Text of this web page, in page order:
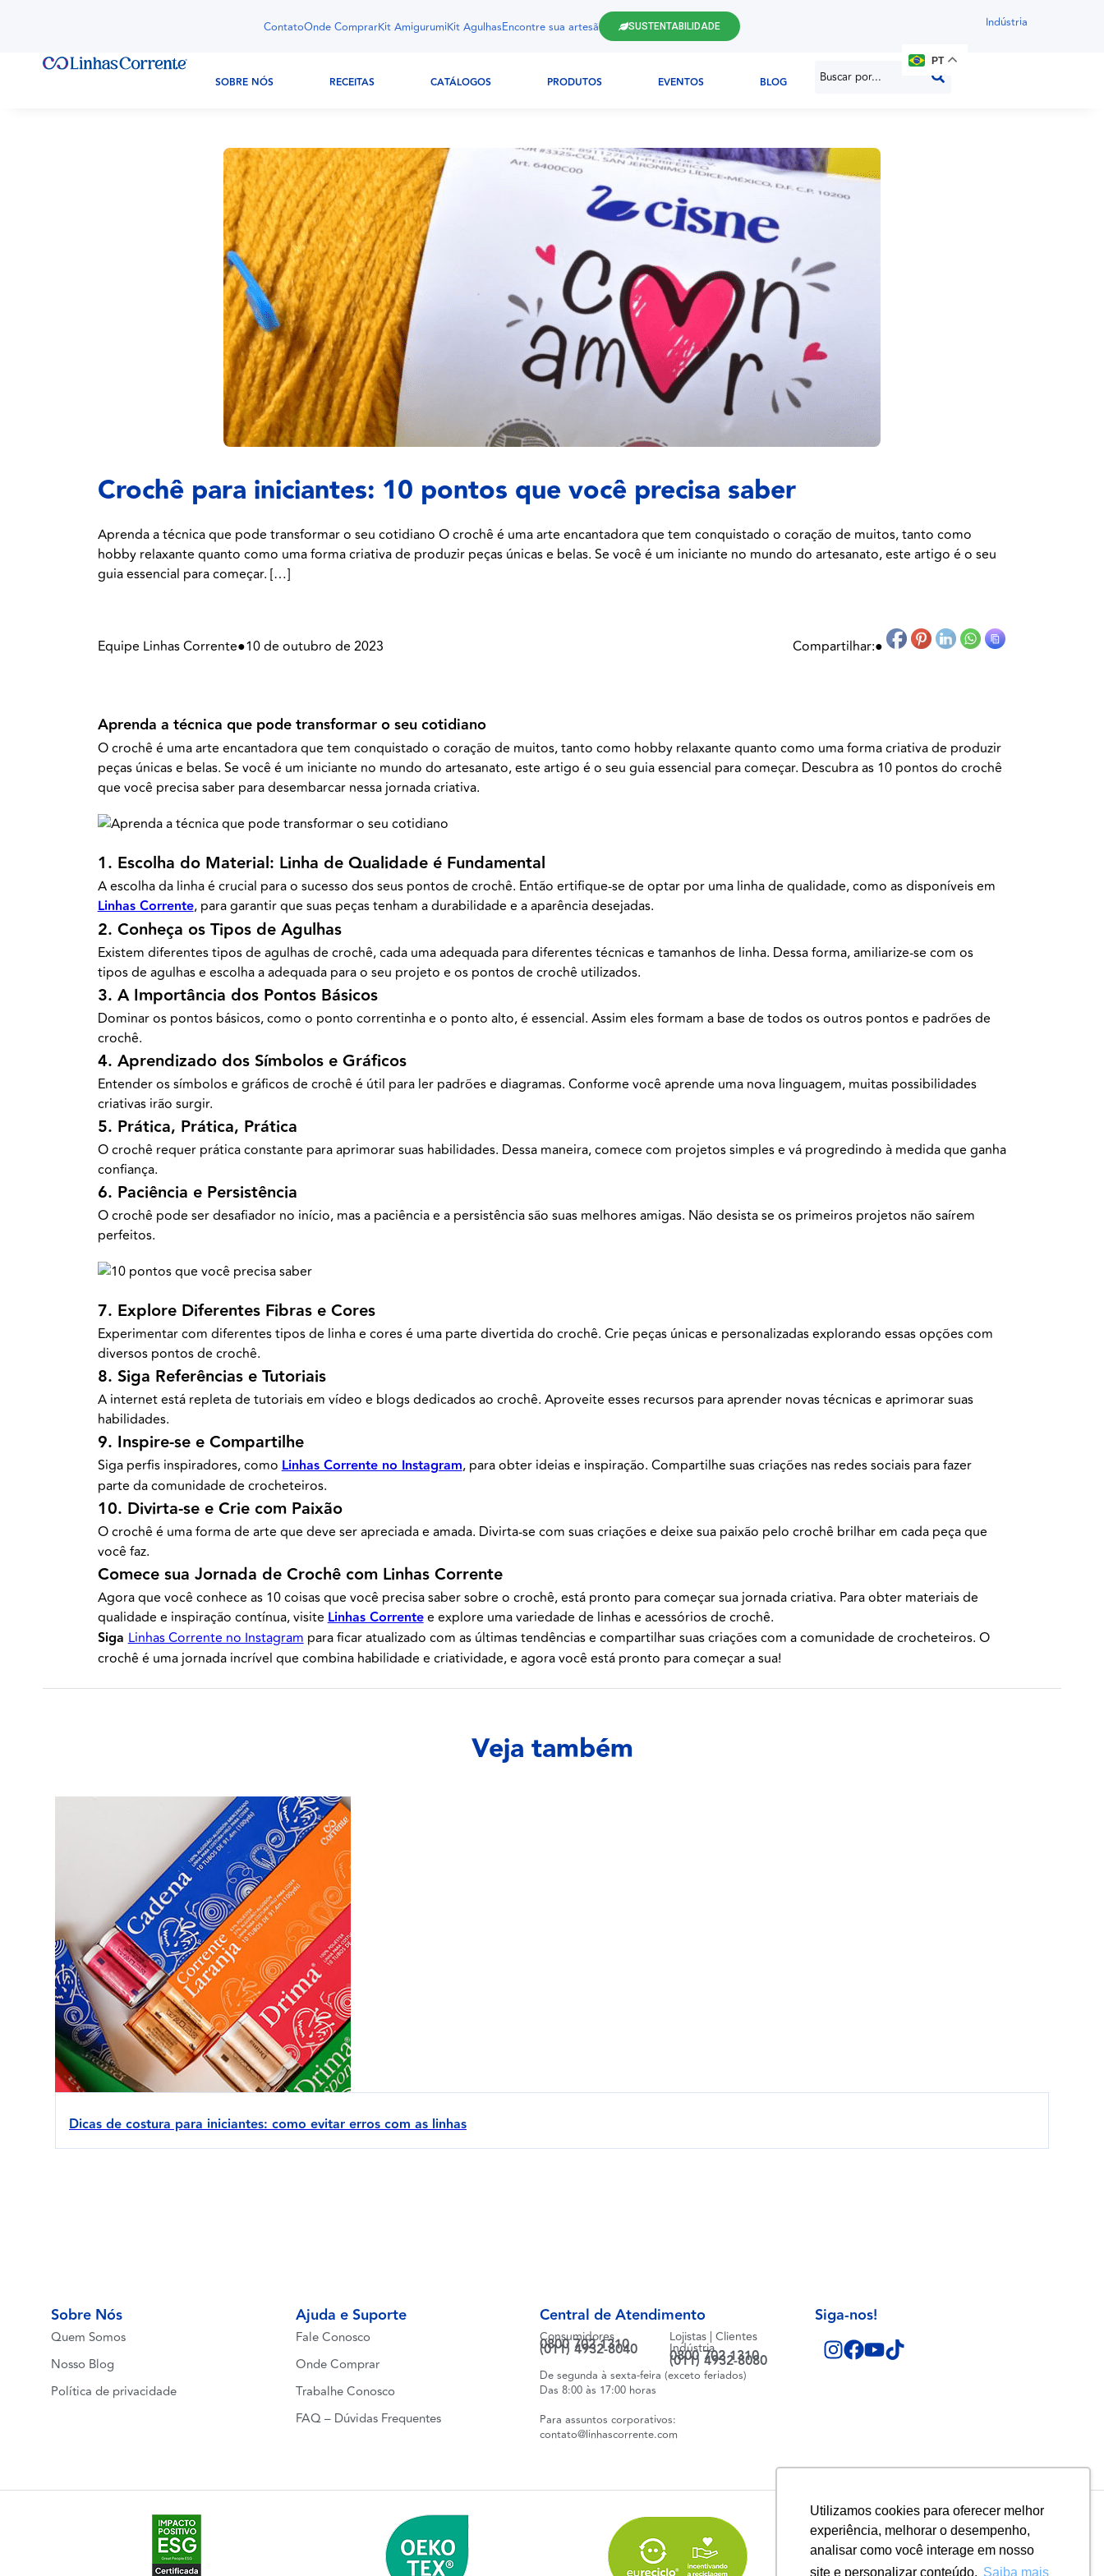
Utilizamos cookies para oferecer melhor
experiência, melhorar o desempenho,
analisar como você interage em nosso
site e personalizar conteúdo. Saiba mais
ContatoOnde ComprarKit AmigurumiKit AgulhasEncontre sua artesã SUSTENTABILIDADE Indústria
SOBRE NÓS RECEITAS CATÁLOGOS PRODUTOS EVENTOS BLOG
PT
Crochê para iniciantes: 10 pontos que você precisa saber
Aprenda a técnica que pode transformar o seu cotidiano O crochê é uma arte encantadora que tem conquistado o coração de muitos, tanto como
hobby relaxante quanto como uma forma criativa de produzir peças únicas e belas. Se você é um iniciante no mundo do artesanato, este artigo é o seu
guia essencial para começar. […]
Equipe Linhas Corrente●10 de outubro de 2023 Compartilhar:●
Aprenda a técnica que pode transformar o seu cotidiano
O crochê é uma arte encantadora que tem conquistado o coração de muitos, tanto como hobby relaxante quanto como uma forma criativa de produzir
peças únicas e belas. Se você é um iniciante no mundo do artesanato, este artigo é o seu guia essencial para começar. Descubra as 10 pontos do crochê
que você precisa saber para desembarcar nessa jornada criativa.
1. Escolha do Material: Linha de Qualidade é Fundamental
A escolha da linha é crucial para o sucesso dos seus pontos de crochê. Então ertifique-se de optar por uma linha de qualidade, como as disponíveis em
Linhas Corrente, para garantir que suas peças tenham a durabilidade e a aparência desejadas.
2. Conheça os Tipos de Agulhas
Existem diferentes tipos de agulhas de crochê, cada uma adequada para diferentes técnicas e tamanhos de linha. Dessa forma, amiliarize-se com os
tipos de agulhas e escolha a adequada para o seu projeto e os pontos de crochê utilizados.
3. A Importância dos Pontos Básicos
Dominar os pontos básicos, como o ponto correntinha e o ponto alto, é essencial. Assim eles formam a base de todos os outros pontos e padrões de
crochê.
4. Aprendizado dos Símbolos e Gráficos
Entender os símbolos e gráficos de crochê é útil para ler padrões e diagramas. Conforme você aprende uma nova linguagem, muitas possibilidades
criativas irão surgir.
5. Prática, Prática, Prática
O crochê requer prática constante para aprimorar suas habilidades. Dessa maneira, comece com projetos simples e vá progredindo à medida que ganha
confiança.
6. Paciência e Persistência
O crochê pode ser desafiador no início, mas a paciência e a persistência são suas melhores amigas. Não desista se os primeiros projetos não saírem
perfeitos.
7. Explore Diferentes Fibras e Cores
Experimentar com diferentes tipos de linha e cores é uma parte divertida do crochê. Crie peças únicas e personalizadas explorando essas opções com
diversos pontos de crochê.
8. Siga Referências e Tutoriais
A internet está repleta de tutoriais em vídeo e blogs dedicados ao crochê. Aproveite esses recursos para aprender novas técnicas e aprimorar suas
habilidades.
9. Inspire-se e Compartilhe
Siga perfis inspiradores, comoLinhas Corrente no Instagram, para obter ideias e inspiração. Compartilhe suas criações nas redes sociais para fazer
parte da comunidade de crocheteiros.
10. Divirta-se e Crie com Paixão
O crochê é uma forma de arte que deve ser apreciada e amada. Divirta-se com suas criações e deixe sua paixão pelo crochê brilhar em cada peça que
você faz.
Comece sua Jornada de Crochê com Linhas Corrente
Agora que você conhece as 10 coisas que você precisa saber sobre o crochê, está pronto para começar sua jornada criativa. Para obter materiais de
qualidade e inspiração contínua, visiteLinhas Correntee explore uma variedade de linhas e acessórios de crochê.
SigaLinhas Corrente no Instagrampara ficar atualizado com as últimas tendências e compartilhar suas criações com a comunidade de crocheteiros. O
crochê é uma jornada incrível que combina habilidade e criatividade, e agora você está pronto para começar a sua!
Veja também
Dicas de costura para iniciantes: como evitar erros com as linhas
Sobre Nós
Quem Somos
Nosso Blog
Política de privacidade
Ajuda e Suporte
Fale Conosco
Onde Comprar
Trabalhe Conosco
FAQ – Dúvidas Frequentes
Central de Atendimento
Consumidores
0800 702 1310
(011) 4932-8040
Lojistas | Clientes
Indústria
0800 702 1310
(011) 4932-8080
De segunda à sexta-feira (exceto feriados)
Das 8:00 às 17:00 horas
Para assuntos corporativos:
contato@linhascorrente.com
Siga-nos!